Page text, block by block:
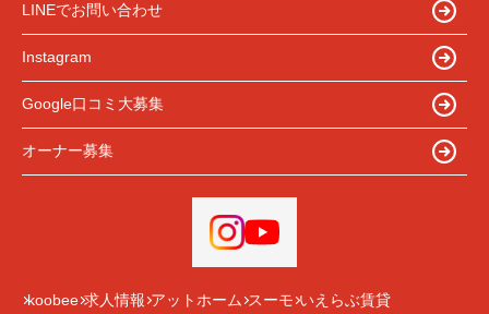
LINEでお問い合わせ
Instagram
Google口コミ大募集
オーナー募集
koobee 求人情報 アットホーム スーモ いえらぶ賃貸